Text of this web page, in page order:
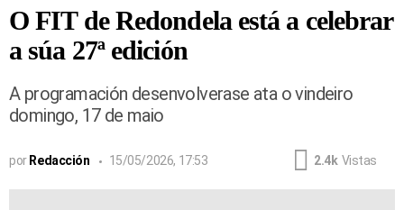
O FIT de Redondela está a celebrar
a súa 27ª edición
A programación desenvolverase ata o vindeiro
domingo, 17 de maio
por Redacción 15/05/2026, 17:53 2.4k Vistas